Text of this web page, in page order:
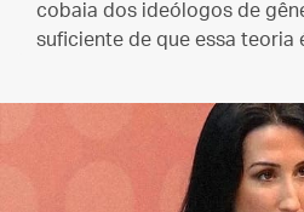
cobaia dos ideólogos de
suficiente de que essa teoria